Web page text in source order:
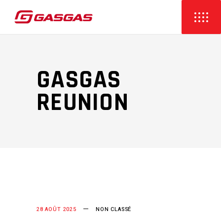
GASGAS
REUNION
28 AOÛT 2025 NON CLASSÉ